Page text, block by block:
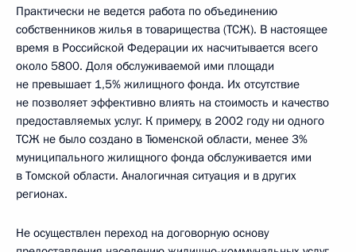
Практически не ведется работа по объединению
собственников жилья в товарищества (ТСЖ). В настоящее
время в Российской Федерации их насчитывается всего
около 5800. Доля обслуживаемой ими площади
не превышает 1,5% жилищного фонда. Их отсутствие
не позволяет эффективно влиять на стоимость и качество
предоставляемых услуг. К примеру, в 2002 году ни одного
ТСЖ не было создано в Тюменской области, менее 3%
муниципального жилищного фонда обслуживается ими
в Томской области. Аналогичная ситуация и в других
регионах.
Не осуществлен переход на договорную основу